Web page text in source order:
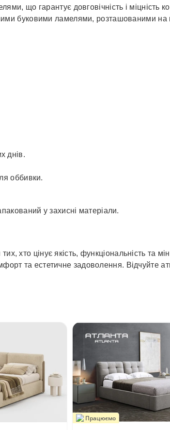
що гарантує довговічність і міцність
буковими ламелями, розташованими на
днів.
оббивки.
у захисні матеріали.
хто цінує якість, функціональність та
та естетичне задоволення. Відчуйте
Працюємо